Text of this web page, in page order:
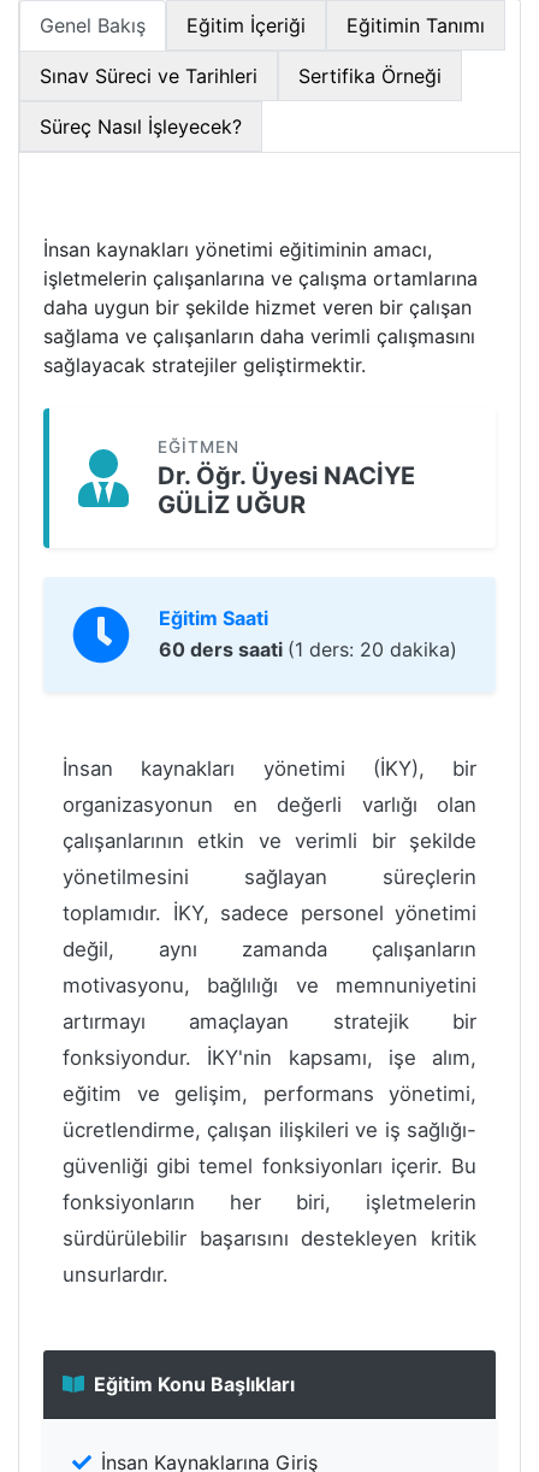
Genel Bakış Eğitim İçeriği Eğitimin Tanımı
Sınav Süreci ve Tarihleri Sertifika Örneği
Süreç Nasıl İşleyecek?
İnsan kaynakları yönetimi eğitiminin amacı,
işletmelerin çalışanlarına ve çalışma ortamlarına
daha uygun bir şekilde hizmet veren bir çalışan
sağlama ve çalışanların daha verimli çalışmasını
sağlayacak stratejiler geliştirmektir.
EĞITMEN
Dr. Öğr. Üyesi NACİYE
GÜLİZ UĞUR
Eğitim Saati
60 ders saati (1 ders: 20 dakika)
İnsan kaynakları yönetimi (İKY), bir
organizasyonun en değerli varlığı olan
çalışanlarının etkin ve verimli bir şekilde
yönetilmesini sağlayan süreçlerin
toplamıdır. İKY, sadece personel yönetimi
değil, aynı zamanda çalışanların
motivasyonu, bağlılığı ve memnuniyetini
artırmayı amaçlayan stratejik bir
fonksiyondur. İKY'nin kapsamı, işe alım,
eğitim ve gelişim, performans yönetimi,
ücretlendirme, çalışan ilişkileri ve iş sağlığı-
güvenliği gibi temel fonksiyonları içerir. Bu
fonksiyonların her biri, işletmelerin
sürdürülebilir başarısını destekleyen kritik
unsurlardır.
Eğitim Konu Başlıkları
İnsan Kaynaklarına Giriş